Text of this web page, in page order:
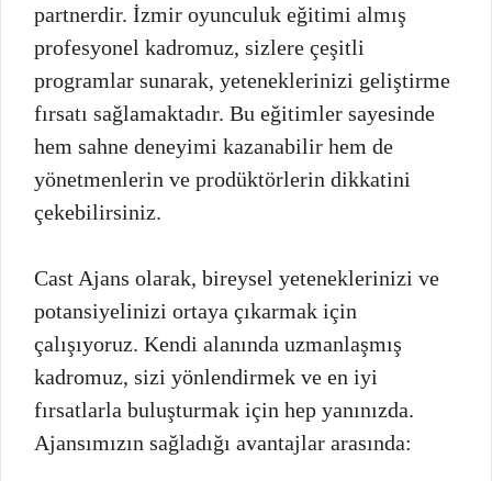
partnerdir. İzmir oyunculuk eğitimi almış
profesyonel kadromuz, sizlere çeşitli
programlar sunarak, yeteneklerinizi geliştirme
fırsatı sağlamaktadır. Bu eğitimler sayesinde
hem sahne deneyimi kazanabilir hem de
yönetmenlerin ve prodüktörlerin dikkatini
çekebilirsiniz.
Cast Ajans olarak, bireysel yeteneklerinizi ve
potansiyelinizi ortaya çıkarmak için
çalışıyoruz. Kendi alanında uzmanlaşmış
kadromuz, sizi yönlendirmek ve en iyi
fırsatlarla buluşturmak için hep yanınızda.
Ajansımızın sağladığı avantajlar arasında: